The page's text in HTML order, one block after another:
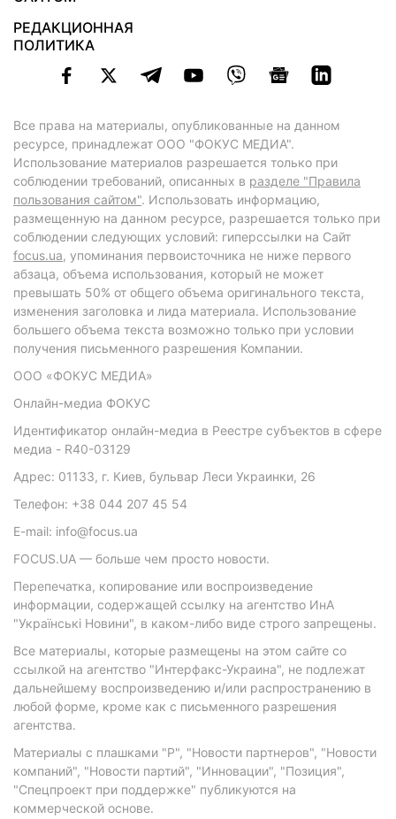
РЕДАКЦИОННАЯ
ПОЛИТИКА
Все права на материалы, опубликованные на данном
ресурсе, принадлежат ООО "ФОКУС МЕДИА".
Использование материалов разрешается только при
соблюдении требований, описанных в разделе "Правила
пользования сайтом". Использовать информацию,
размещенную на данном ресурсе, разрешается только при
соблюдении следующих условий: гиперссылки на Сайт
focus.ua, упоминания первоисточника не ниже первого
абзаца, объема использования, который не может
превышать 50% от общего объема оригинального текста,
изменения заголовка и лида материала. Использование
большего объема текста возможно только при условии
получения письменного разрешения Компании.
ООО «ФОКУС МЕДИА»
Онлайн-медиа ФОКУС
Идентификатор онлайн-медиа в Реестре субъектов в сфере
медиа - R40-03129
Адрес: 01133, г. Киев, бульвар Леси Украинки, 26
Телефон: +38 044 207 45 54
E-mail: info@focus.ua
FOCUS.UA — больше чем просто новости.
Перепечатка, копирование или воспроизведение
информации, содержащей ссылку на агентство ИнА
"Українські Новини", в каком-либо виде строго запрещены.
Все материалы, которые размещены на этом сайте со
ссылкой на агентство "Интерфакс-Украина", не подлежат
дальнейшему воспроизведению и/или распространению в
любой форме, кроме как с письменного разрешения
агентства.
Материалы с плашками "Р", "Новости партнеров", "Новости
компаний", "Новости партий", "Инновации", "Позиция",
"Спецпроект при поддержке" публикуются на
коммерческой основе.